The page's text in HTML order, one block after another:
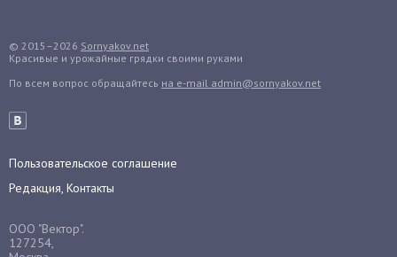
Грядки
Гуава
Декабрист
Дельфиниум
Денежное дерево
© 2015–2026 Sornyakov.net
Красивые и урожайные грядки своими руками
По всем вопрос обращайтесь на e-mail admin@sornyakov.net
Пользовательское соглашение
Редакция, Контакты
ООО "Вектор".
127254,